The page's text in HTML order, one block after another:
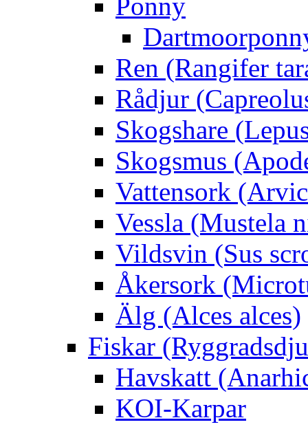
Ponny
Ren (Rangifer
Rådjur
Skogshare
Skogsmus
Vattensork
Vessla (Mustela
Vildsvin (Sus
Åkersork
Älg (Alces alces)
Fiskar
Havskatt
KOI-Karpar